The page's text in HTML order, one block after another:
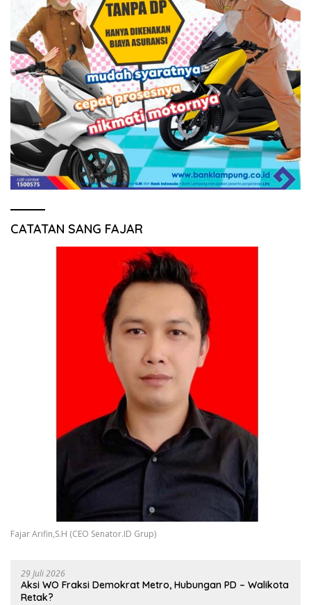
CATATAN SANG FAJAR
Fajar Arifin,S.H (CEO Senator.ID Grup)
29 Juli 2026
Aksi WO Fraksi Demokrat Metro, Hubungan PD – Walikota
Retak?